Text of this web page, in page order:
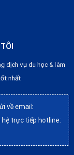
dịch vụ du học & làm
nhất
về email:
trực tiếp hotline: